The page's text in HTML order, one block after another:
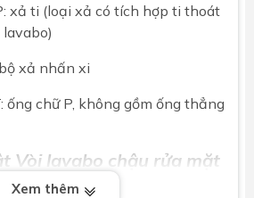
xả ti (loại xả có tích hợp ti thoát
xả nhấn xi
ống chữ P, không gồm ống thẳng
Vòi lavabo chậu rửa mặt
nóng lạnh
Xem thêm